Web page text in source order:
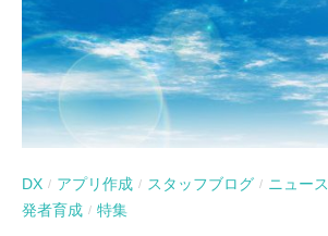
DX / アプリ作成 / スタッフブログ / ニュース
発者育成 / 特集